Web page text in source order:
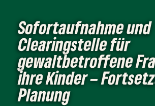
Sofortaufnahme und
Clearingstelle für
gewaltbetroffene
ihre Kinder –
Planung